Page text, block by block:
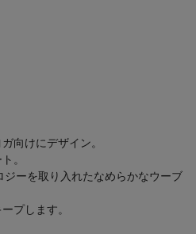
買い
向けにデザイン。
。
ーを取り入れたなめらかなウーブ
プします。